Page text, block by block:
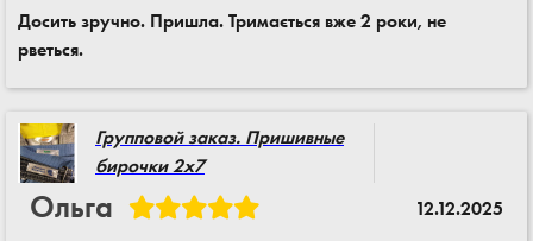
Досить зручно. Пришла. Тримається вже 2 роки, не
рветься.
Групповой заказ. Пришивные
бирочки 2x7
Ольга 12.12.2025